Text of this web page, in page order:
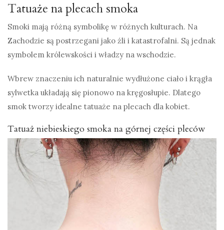
Tatuaże na plecach smoka
Smoki mają różną symbolikę w różnych kulturach. Na
Zachodzie są postrzegani jako źli i katastrofalni. Są jednak
symbolem królewskości i władzy na wschodzie.
Wbrew znaczeniu ich naturalnie wydłużone ciało i krągła
sylwetka układają się pionowo na kręgosłupie. Dlatego
smok tworzy idealne tatuaże na plecach dla kobiet.
Tatuaż niebieskiego smoka na górnej części pleców